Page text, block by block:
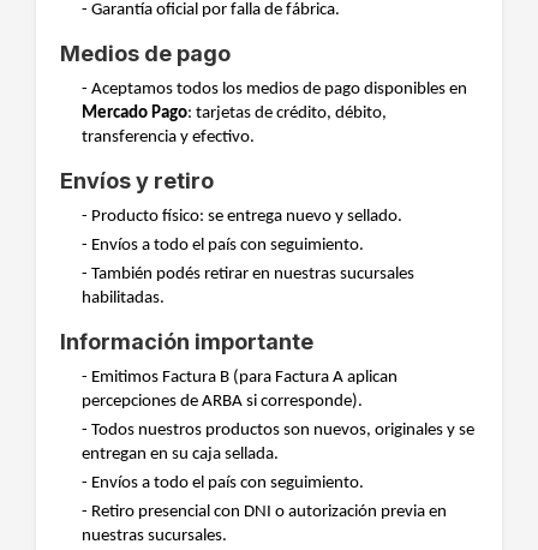
- Garantía oficial por falla de fábrica.
Medios de pago
- Aceptamos todos los medios de pago disponibles en
Mercado Pago: tarjetas de crédito, débito,
transferencia y efectivo.
Envíos y retiro
- Producto físico: se entrega nuevo y sellado.
- Envíos a todo el país con seguimiento.
- También podés retirar en nuestras sucursales
habilitadas.
Información importante
- Emitimos Factura B (para Factura A aplican
percepciones de ARBA si corresponde).
- Todos nuestros productos son nuevos, originales y se
entregan en su caja sellada.
- Envíos a todo el país con seguimiento.
- Retiro presencial con DNI o autorización previa en
nuestras sucursales.